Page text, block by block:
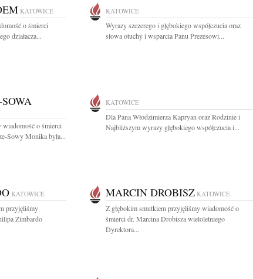
KATOWICE
o śmierci
działacza...
KATOWICE
Wyrazy szczerego i głębokiego współczucia oraz
słowa otuchy i wsparcia Panu Prezesowi...
wiadomość o śmierci
Sowy Monika była...
KATOWICE
Dla Pana Włodzimierza Kapryan oraz Rodzinie i
Najbliższym wyrazy głębokiego współczucia i...
KATOWICE
przyjęliśmy
Zimbardo
MARCIN DROBISZ KATOWICE
Z głębokim smutkiem przyjęliśmy wiadomość o
śmierci dr. Marcina Drobisza wieloletniego
Dyrektora...